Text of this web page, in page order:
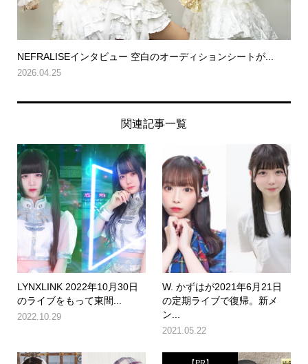
NEFRALISEインタビュー 空白のオーディションシートが...
2026.04.25
関連記事一覧
LYNXLINK 2022年10月30日
のライブをもって東間...
2022.10.29
W. かずはが2021年6月21日
の定期ライブで復帰。新メ
ン...
2021.05.22